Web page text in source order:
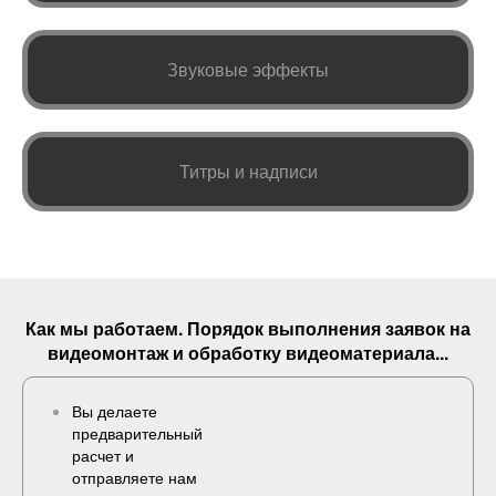
Звуковые эффекты
Титры и надписи
Как мы работаем. Порядок выполнениязаявок на
видеомонтаж и обработку видеоматериала...
Вы делаете
предварительный
расчет и
отправляете нам